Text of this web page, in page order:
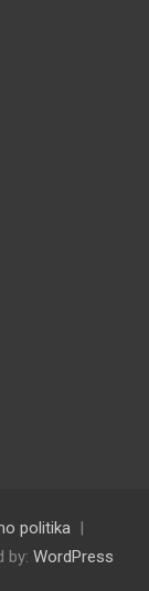
politika
by: WordPress